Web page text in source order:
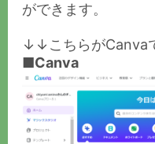
ができます。
↓↓こちらがCanva
■Canva